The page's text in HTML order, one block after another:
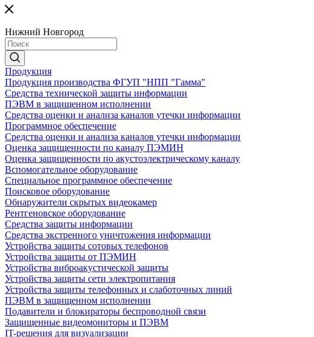
Нижний Новгород
Продукция
Продукция производства ФГУП "НПП "Гамма"
Средства технической защиты информации
ПЭВМ в защищенном исполнении
Средства оценки и анализа каналов утечки информации
Программное обеспечение
Средства оценки и анализа каналов утечки информации
Оценка защищенности по каналу ПЭМИН
Оценка защищенности по акустоэлектрическому каналу
Вспомогательное оборудование
Специальное программное обеспечение
Поисковое оборудование
Обнаружители скрытых видеокамер
Рентгеновское оборудование
Средства защиты информации
Средства экстренного уничтожения информации
Устройства защиты сотовых телефонов
Устройства защиты от ПЭМИН
Устройства виброакустической защиты
Устройства защиты сети электропитания
Устройства защиты телефонных и слаботочных линий
ПЭВМ в защищенном исполнении
Подавители и блокираторы беспроводной связи
Защищенные видеомониторы и ПЭВМ
IT-решения для визуализации